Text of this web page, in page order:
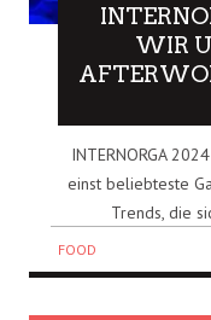
WIR
INTERNORGA
einst beliebteste
Trends, die
FOOD